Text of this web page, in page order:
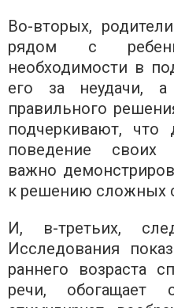
Во-вторых,
рядом с
необходимости в
его за неудачи, а
правильного
подчеркивают, что
поведение своих
важно
к решению сложных
И, в-третьих,
Исследования
раннего возраста
речи, обогащает